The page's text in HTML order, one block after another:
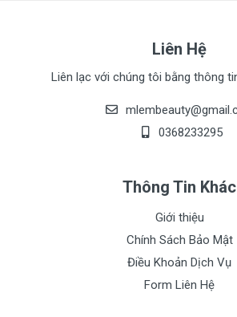
Liên Hệ
Liên lạc với chúng tôi bằng thông
0368233295
Thông Tin Khác
Giới thiệu
Chính Sách Bảo Mật
Điều Khoản Dịch Vụ
Form Liên Hệ